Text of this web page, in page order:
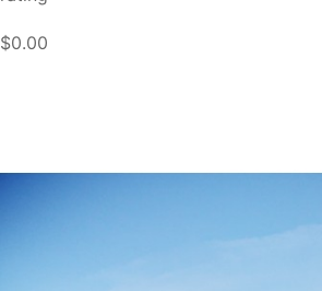
$0.00